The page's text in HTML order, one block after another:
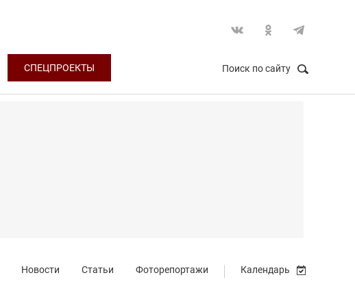
СПЕЦПРОЕКТЫ Поиск по сайту
Новости Статьи Фоторепортажи Календарь